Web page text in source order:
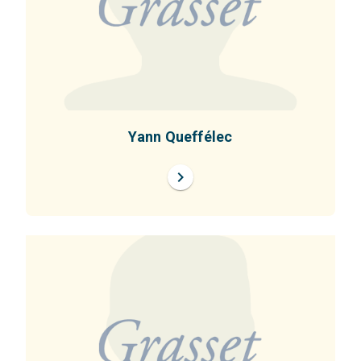
Yann Queffélec
chevron_right